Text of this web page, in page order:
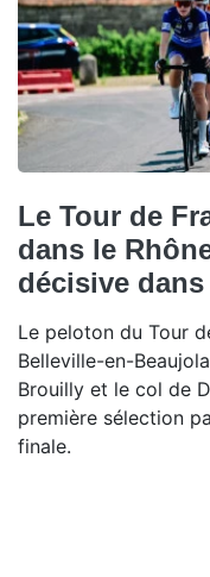
Le Tour de
dans le
décisive
Le peloton du Tour
Belleville-en-
Brouilly et le col de
première sélection
finale.